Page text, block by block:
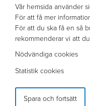
INSTAGRAM
BRED KUNSKAP
PRODUKTION & DESIGN:
Vår hemsida använder
För att få mer
För att du ska få en så
rekommenderar vi att
Nödvändiga cookies
Statistik cookies
Spara och fortsätt